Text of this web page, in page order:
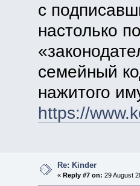
с
настолько
семейный
нажитого
https://
Re: Kinder
« Reply #7 on: 29 August